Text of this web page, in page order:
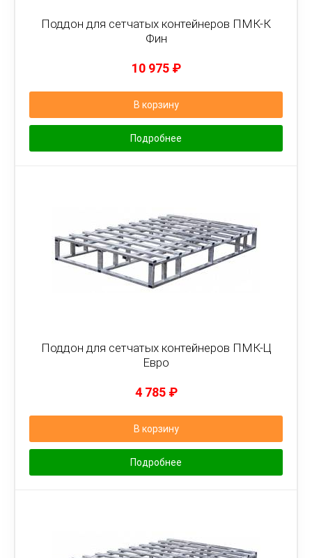
Поддон для сетчатых контейнеров ПМК-К
Фин
10 975 ₽
В корзину
Подробнее
Поддон для сетчатых контейнеров ПМК-Ц
Евро
4 785 ₽
В корзину
Подробнее